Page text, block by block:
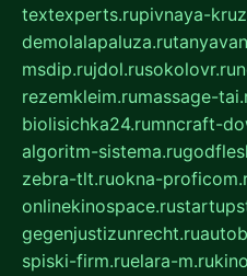
textexperts.rupivnaya-
demolalapaluza.ru
msdip.rujdol.rusokolovr.ru
rezemkleim.rumassage-
biolisichka24.rumncraft-
algoritm-sistema.ru
zebra-tlt.ruokna-
onlinekinospace.ru
gegenjustizunrecht.ru
spiski-firm.ruelara-m.ru